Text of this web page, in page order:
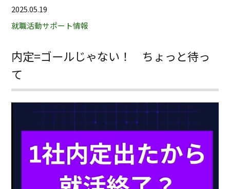
2025.05.19
就職活動サポート情報
内定=ゴールじゃない！ ちょっと待っ
て